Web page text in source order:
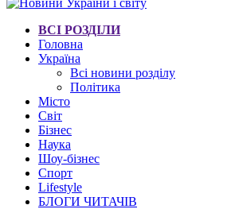
ВСІ РОЗДІЛИ
Головна
Україна
Всі новини розділу
Політика
Місто
Світ
Бізнес
Наука
Шоу-бізнес
Спорт
Lifestyle
БЛОГИ ЧИТАЧІВ